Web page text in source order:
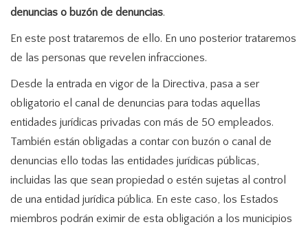
denuncias o buzón de denuncias.
En este post trataremos de ello. En uno posterior trataremos
de las personas que revelen infracciones.
Desde la entrada en vigor de la Directiva, pasa a ser
obligatorio el canal de denuncias para todas aquellas
entidades jurídicas privadas con más de 50 empleados.
También están obligadas a contar con buzón o canal de
denuncias ello todas las entidades jurídicas públicas,
incluidas las que sean propiedad o estén sujetas al control
de una entidad jurídica pública. En este caso, los Estados
miembros podrán eximir de esta obligación a los municipios